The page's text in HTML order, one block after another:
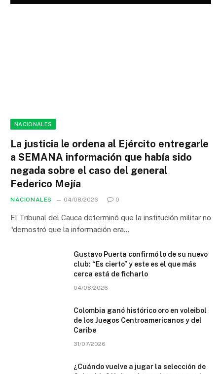
NACIONALES
La justicia le ordena al Ejército entregarle
a SEMANA información que había sido
negada sobre el caso del general
Federico Mejía
NACIONALES 04/08/2026 0
El Tribunal del Cauca determinó que la institución militar no
“demostró que la información era…
Gustavo Puerta confirmó lo de su nuevo
club: “Es cierto” y este es el que más
cerca está de ficharlo
04/08/2026
Colombia ganó histórico oro en voleibol
de los Juegos Centroamericanos y del
Caribe
31/07/2026
¿Cuándo vuelve a jugar la selección de